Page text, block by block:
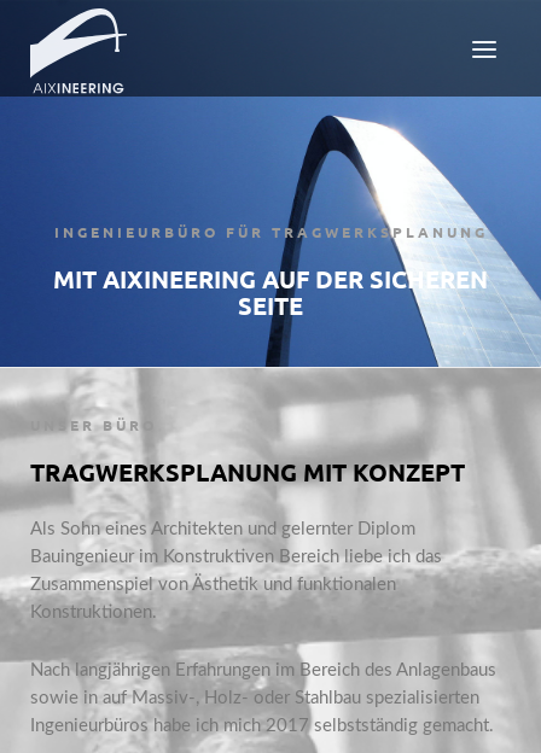
INGENIEURBÜRO FÜR TRAGWERKSPLANUNG
MIT AIXINEERING AUF DER SICHEREN
SEITE
UNSER BÜRO
TRAGWERKSPLANUNG MIT KONZEPT
Als Sohn eines Architekten und gelernter Diplom
Bauingenieur im Konstruktiven Bereich liebe ich das
Zusammenspiel von Ästhetik und funktionalen
Konstruktionen.
Nach langjährigen Erfahrungen im Bereich des Anlagenbaus
sowie in auf Massiv-, Holz- oder Stahlbau spezialisierten
Ingenieurbüros habe ich mich 2017 selbstständig gemacht.